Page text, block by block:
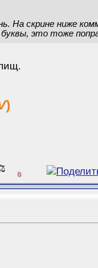
На скрине ниже
это тоже
)
0